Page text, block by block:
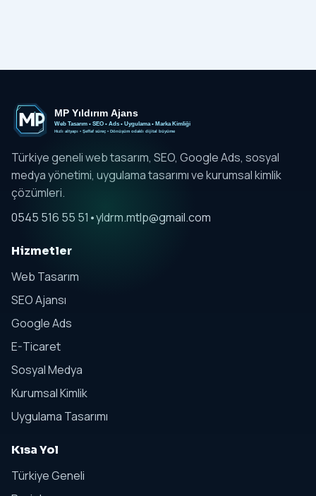
Türkiye geneli web tasarım, SEO, Google Ads, sosyal
medya yönetimi, uygulama tasarımı ve kurumsal kimlik
çözümleri.
0545 516 55 51 •yldrm.mtlp@gmail.com
Hizmetler
Web Tasarım
SEO Ajansı
Google Ads
E-Ticaret
Sosyal Medya
Kurumsal Kimlik
Uygulama Tasarımı
Kısa Yol
Türkiye Geneli